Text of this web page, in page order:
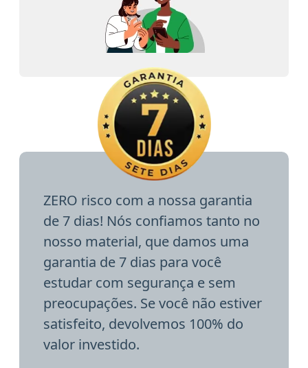
ZERO risco com a nossa garantia
de 7 dias! Nós confiamos tanto no
nosso material, que damos uma
garantia de 7 dias para você
estudar com segurança e sem
preocupações. Se você não estiver
satisfeito, devolvemos 100% do
valor investido.